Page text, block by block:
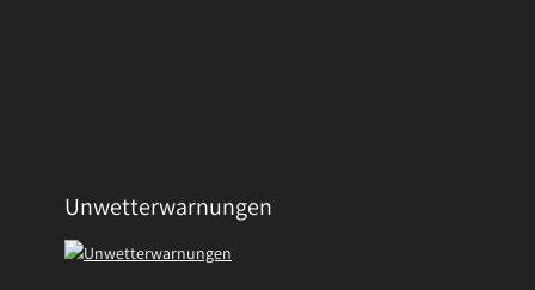
Unwetterwarnungen